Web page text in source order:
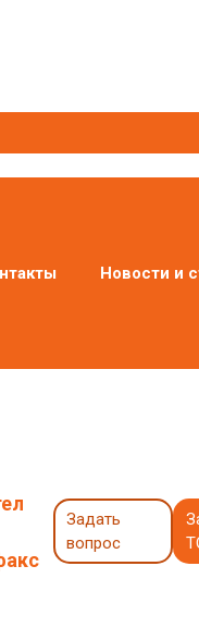
Новости и
Задать
вопрос